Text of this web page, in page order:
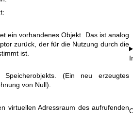
ein vorhandenes Objekt. Das ist analog
zurück, der für die Nutzung durch die
ist.
(Ein neu erzeugtes
von Null).
virtuellen Adressraum des aufrufenden